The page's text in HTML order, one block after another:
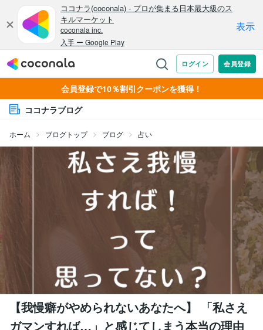
会員登録で10％割引クーポンを獲得！
ココナラブログ
ホーム ブログトップ ブログ 占い
【我慢癖がやめられないあなたへ】 「私さえ
ガマンすれば…」と感じてしまう本当の理由